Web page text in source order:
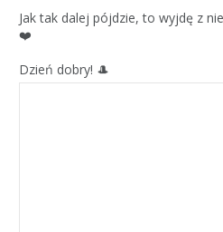
Jak tak dalej pójdzie, to wyjdę z
❤️
Dzień dobry! 🎩